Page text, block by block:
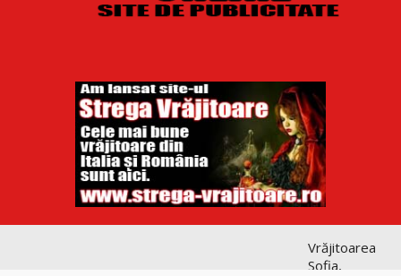
Vrăjitoarea
Sofia,